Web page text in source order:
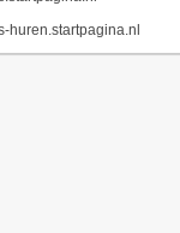
huren.startpagina.nl